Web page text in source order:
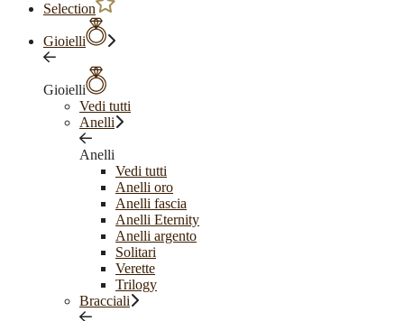
Selection
Gioielli
Gioielli
Vedi tutti
Anelli
Anelli
Vedi tutti
Anelli oro
Anelli fascia
Anelli Eternity
Anelli argento
Solitari
Verette
Trilogy
Bracciali